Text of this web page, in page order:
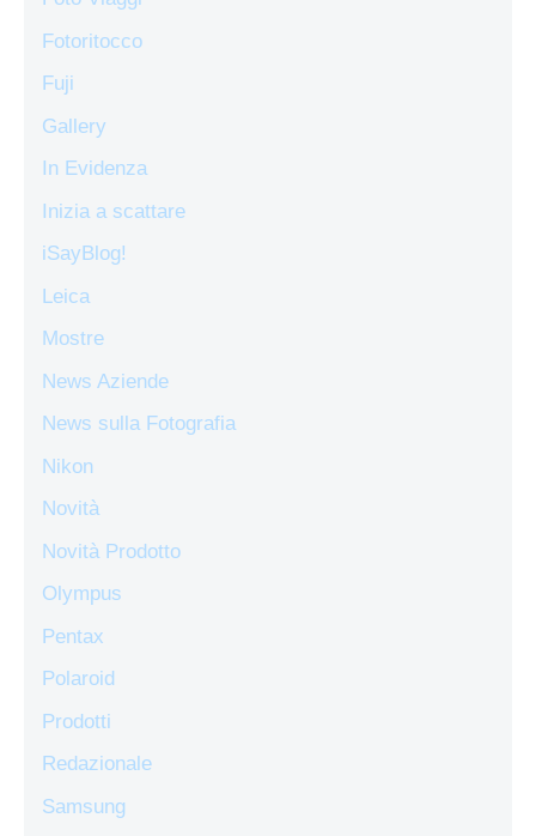
Fotoritocco
Fuji
Gallery
In Evidenza
Inizia a scattare
iSayBlog!
Leica
Mostre
News Aziende
News sulla Fotografia
Nikon
Novità
Novità Prodotto
Olympus
Pentax
Polaroid
Prodotti
Redazionale
Samsung